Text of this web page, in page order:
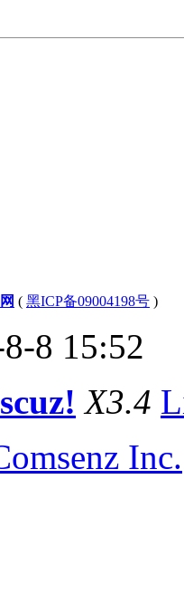
( 黑ICP备09004198号 )
8 15:52
X3.4
Inc.